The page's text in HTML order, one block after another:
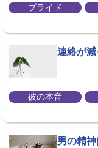
プライド
連絡が
彼の本音
男の精